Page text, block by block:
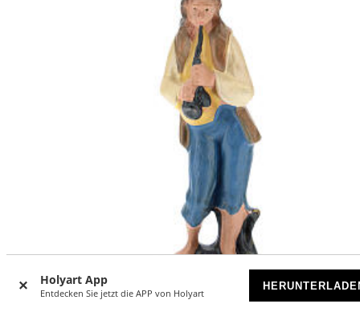
Holyart App
Entdecken Sie jetzt die APP von Holyart